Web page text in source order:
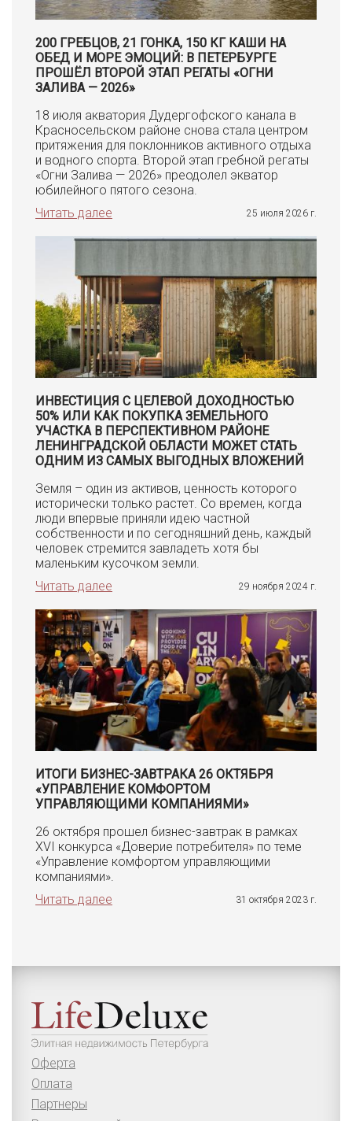
200 ГРЕБЦОВ, 21 ГОНКА, 150 КГ КАШИ НА
ОБЕД И МОРЕ ЭМОЦИЙ: В ПЕТЕРБУРГЕ
ПРОШЁЛ ВТОРОЙ ЭТАП РЕГАТЫ «ОГНИ
ЗАЛИВА — 2026»
18 июля акватория Дудергофского канала в
Красносельском районе снова стала центром
притяжения для поклонников активного отдыха
и водного спорта. Второй этап гребной регаты
«Огни Залива — 2026» преодолел экватор
юбилейного пятого сезона.
Читать далее
25 июля 2026 г.
ИНВЕСТИЦИЯ С ЦЕЛЕВОЙ ДОХОДНОСТЬЮ
50% ИЛИ КАК ПОКУПКА ЗЕМЕЛЬНОГО
УЧАСТКА В ПЕРСПЕКТИВНОМ РАЙОНЕ
ЛЕНИНГРАДСКОЙ ОБЛАСТИ МОЖЕТ СТАТЬ
ОДНИМ ИЗ САМЫХ ВЫГОДНЫХ ВЛОЖЕНИЙ
Земля – один из активов, ценность которого
исторически только растет. Со времен, когда
люди впервые приняли идею частной
собственности и по сегодняшний день, каждый
человек стремится завладеть хотя бы
маленьким кусочком земли.
Читать далее
29 ноября 2024 г.
ИТОГИ БИЗНЕС-ЗАВТРАКА 26 ОКТЯБРЯ
«УПРАВЛЕНИЕ КОМФОРТОМ
УПРАВЛЯЮЩИМИ КОМПАНИЯМИ»
26 октября прошел бизнес-завтрак в рамках
XVI конкурса «Доверие потребителя» по теме
«Управление комфортом управляющими
компаниями».
Читать далее
31 октября 2023 г.
Оферта
Оплата
Партнеры